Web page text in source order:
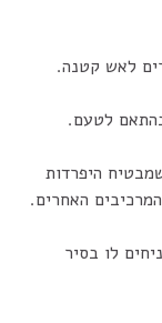
לאש קטנה.
לטעם.
היפרדות
האחרים.
לו בסיר